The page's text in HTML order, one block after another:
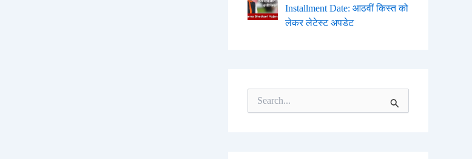
Installment Date: आठवीं किस्त को
लेकर लेटेस्ट अपडेट